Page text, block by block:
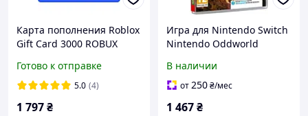
Карта пополнения Roblox
Gift Card 3000 ROBUX
3000 (КОД)
Готово к отправке
5.0 (4)
1 797₴
Игра для Nintendo Switch
Nintendo Oddworld
Heroes Collection
В наличии
от250₴/мес
1 467₴